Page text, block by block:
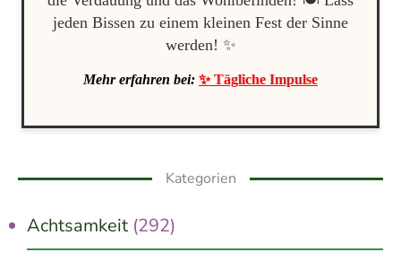
jeden Bissen zu einem kleinen Fest der Sinne
werden! ✨
Mehr erfahren bei: ✨ Tägliche Impulse
Kategorien
Achtsamkeit (292)